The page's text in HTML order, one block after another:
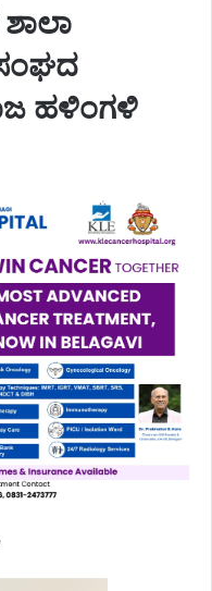
ಹಳಿಂಗಳಿ